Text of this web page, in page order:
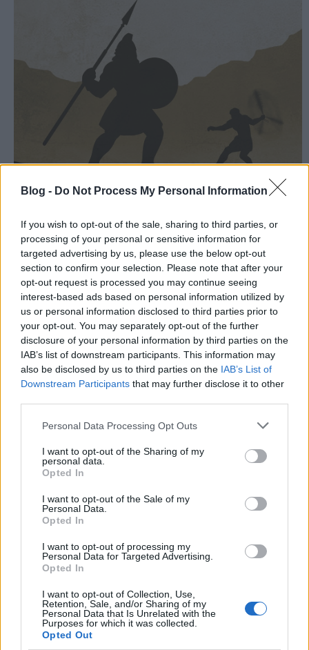
Blog - Do Not Process My Personal Information
If you wish to opt-out of the sale, sharing to third parties, or
processing of your personal or sensitive information for
targeted advertising by us, please use the below opt-out
section to confirm your selection. Please note that after your
opt-out request is processed you may continue seeing
interest-based ads based on personal information utilized by
us or personal information disclosed to third parties prior to
your opt-out. You may separately opt-out of the further
disclosure of your personal information by third parties on the
IAB’s list of downstream participants. This information may
also be disclosed by us to third parties on the IAB’s List of
Downstream Participants that may further disclose it to other
Please note that this website/app uses one or more Google
not limited to your visit or usage behaviour. You may click to
grant or deny consent to Google and its third-party tags to
use your data for below specified purposes in below Google
consent section.
Personal Data Processing Opt Outs
I want to opt-out of the Sharing of my
personal data.
Opted In
I want to opt-out of the Sale of my
Personal Data.
Opted In
I want to opt-out of processing my
Personal Data for Targeted Advertising.
Opted In
I want to opt-out of Collection, Use,
Retention, Sale, and/or Sharing of my
Personal Data that Is Unrelated with the
Purposes for which it was collected.
Opted Out
„Mindenki, aki itt összegyűlt, tudni fogja, hogy az Ú
az ÚR harca, és ő ad benneteket ...
Akarnod kell meghallani Istent